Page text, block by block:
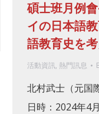
碩士班月例
イの日本語
語教育史を考
活動資訊, 熱門訊息
北村武士（元国
日時：2024年4